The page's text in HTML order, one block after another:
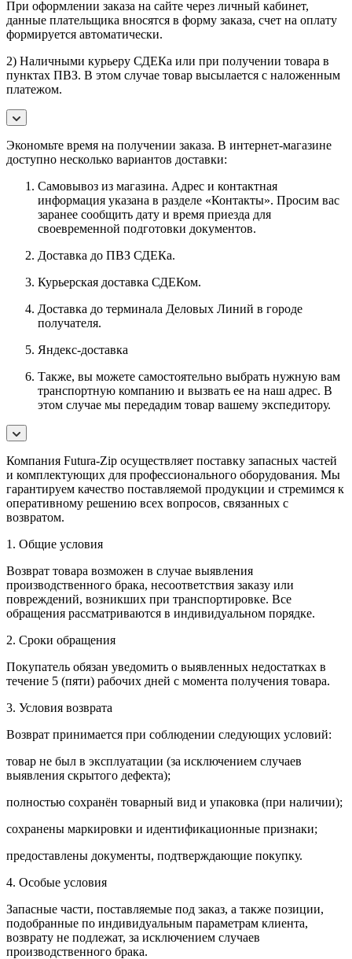
При оформлении заказа на сайте через личный кабинет,
данные плательщика вносятся в форму заказа, счет на оплату
формируется автоматически.
2) Наличными курьеру СДЕКа или при получении товара в
пунктах ПВЗ. В этом случае товар высылается с наложенным
платежом.
Экономьте время на получении заказа. В интернет-магазине
доступно несколько вариантов доставки:
Самовывоз из магазина. Адрес и контактная
информация указана в разделе «Контакты». Просим вас
заранее сообщить дату и время приезда для
своевременной подготовки документов.
Доставка до ПВЗ СДЕКа.
Курьерская доставка СДЕКом.
Доставка до терминала Деловых Линий в городе
получателя.
Яндекс-доставка
Также, вы можете самостоятельно выбрать нужную вам
транспортную компанию и вызвать ее на наш адрес. В
этом случае мы передадим товар вашему экспедитору.
Компания Futura-Zip осуществляет поставку запасных частей
и комплектующих для профессионального оборудования. Мы
гарантируем качество поставляемой продукции и стремимся к
оперативному решению всех вопросов, связанных с
возвратом.
1. Общие условия
Возврат товара возможен в случае выявления
производственного брака, несоответствия заказу или
повреждений, возникших при транспортировке. Все
обращения рассматриваются в индивидуальном порядке.
2. Сроки обращения
Покупатель обязан уведомить о выявленных недостатках в
течение 5 (пяти) рабочих дней с момента получения товара.
3. Условия возврата
Возврат принимается при соблюдении следующих условий:
товар не был в эксплуатации (за исключением случаев
выявления скрытого дефекта);
полностью сохранён товарный вид и упаковка (при наличии);
сохранены маркировки и идентификационные признаки;
предоставлены документы, подтверждающие покупку.
4. Особые условия
Запасные части, поставляемые под заказ, а также позиции,
подобранные по индивидуальным параметрам клиента,
возврату не подлежат, за исключением случаев
производственного брака.